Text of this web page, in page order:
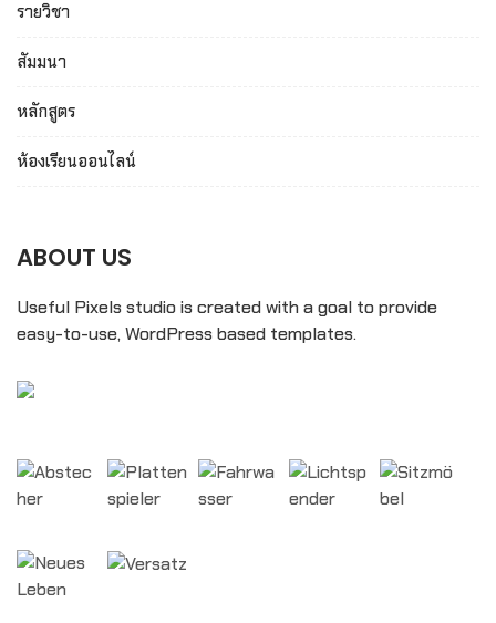
รายวิชา
สัมมนา
หลักสูตร
ห้องเรียนออนไลน์
ABOUT US
Useful Pixels studio is created with a goal to provide
easy-to-use, WordPress based templates.